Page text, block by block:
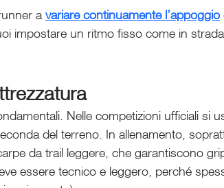
a variare continuamente l’appoggio
impostare un ritmo fisso come in
Nelle competizioni ufficiali si
del terreno. In allenamento,
da trail leggere, che garantiscono
essere tecnico e leggero, perché